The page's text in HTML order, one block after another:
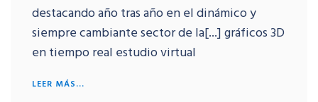
destacando año tras año en el dinámico y
siempre cambiante sector de la[...] gráficos 3D
en tiempo real estudio virtual
LEER MÁS...